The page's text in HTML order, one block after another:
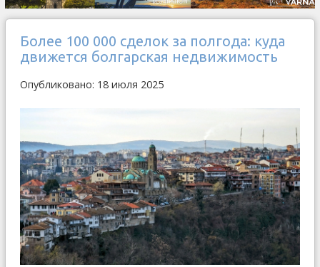
Более 100 000 сделок за полгода: куда
движется болгарская недвижимость
Опубликовано: 18 июля 2025